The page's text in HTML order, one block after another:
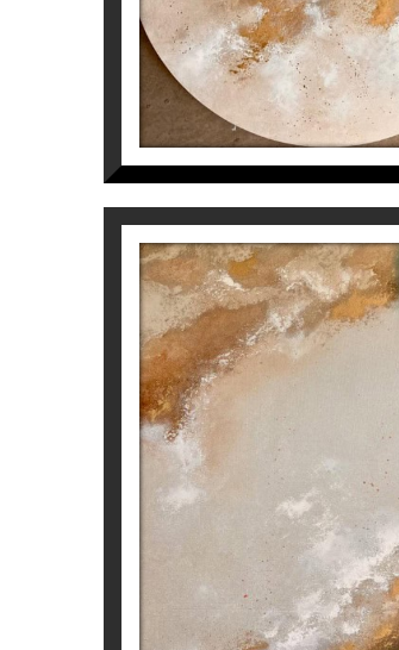
I WOULD SWIM
AND I WOULD
OCEANS FOR YOU
1/2)
Inés Valls
2.500€